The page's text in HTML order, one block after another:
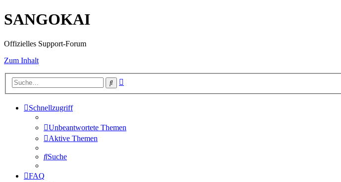
SANGOKAI
Offizielles Support-Forum
Zum Inhalt
Suche
Schnellzugriff
Unbeantwortete Themen
Aktive Themen
Suche
FAQ